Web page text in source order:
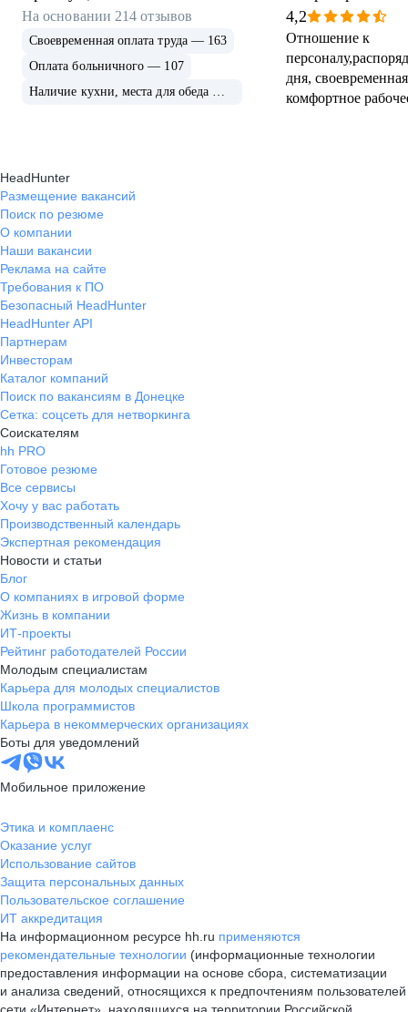
На основании 214 отзывов
Своевременная оплата труда — 163
Оплата больничного — 107
Наличие кухни, места для обеда — 96
4,2
Отношение к
дня,
комфортное
HeadHunter
Размещение вакансий
Поиск по резюме
О компании
Наши вакансии
Реклама на сайте
Требования к ПО
Безопасный HeadHunter
HeadHunter API
Партнерам
Инвесторам
Каталог компаний
Поиск по вакансиям в Донецке
Сетка: соцсеть для нетворкинга
Соискателям
hh PRO
Готовое резюме
Все сервисы
Хочу у вас работать
Производственный календарь
Экспертная рекомендация
Новости и статьи
Блог
О компаниях в игровой форме
Жизнь в компании
ИТ-проекты
Рейтинг работодателей России
Молодым специалистам
Карьера для молодых специалистов
Школа программистов
Карьера в некоммерческих организациях
Боты для уведомлений
Мобильное приложение
Этика и комплаенс
Оказание услуг
Использование сайтов
Защита персональных данных
Пользовательское соглашение
ИТ аккредитация
На информационном ресурсе hh.ru применяются
рекомендательные технологии (информационные технологии
предоставления информации на основе сбора, систематизации
и анализа сведений, относящихся к предпочтениям пользователей